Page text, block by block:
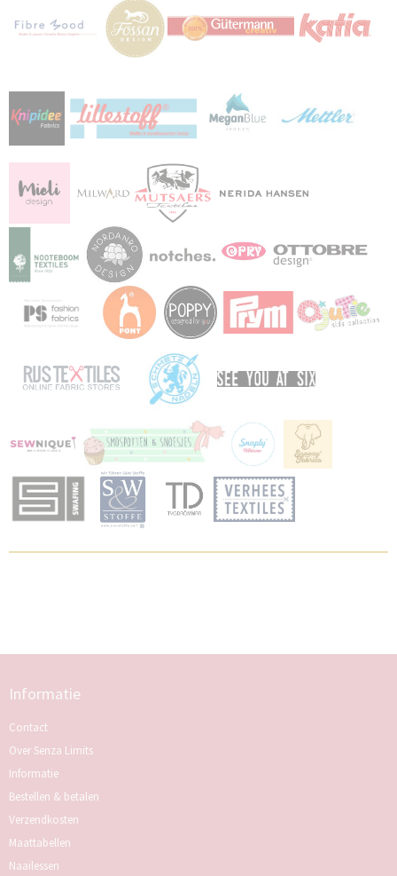
Informatie
Contact
Over Senza Limits
Informatie
Bestellen & betalen
Verzendkosten
Maattabellen
Naailessen